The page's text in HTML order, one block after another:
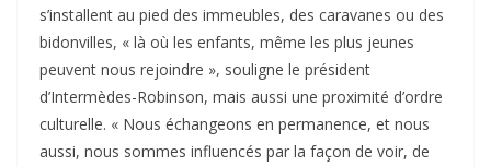
s’installent au pied des immeubles, des caravanes ou des
bidonvilles, « là où les enfants, même les plus jeunes
peuvent nous rejoindre », souligne le président
d’Intermèdes-Robinson, mais aussi une proximité d’ordre
culturelle. « Nous échangeons en permanence, et nous
aussi, nous sommes influencés par la façon de voir, de